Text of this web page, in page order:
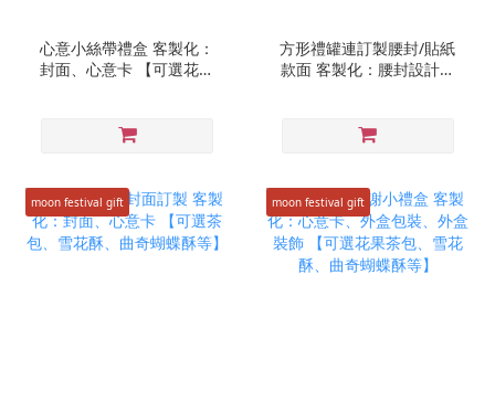
心意小絲帶禮盒 客製化：
封面、心意卡 【可選花果
方形禮罐連訂製腰封/貼紙
款面 客製化：腰封設計、
moon festival gift moon festival gift